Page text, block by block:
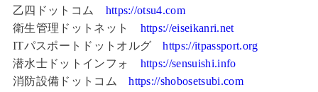
乙四ドットコム https://otsu4.com
衛生管理ドットネット https://eiseikanri.net
ITパスポートドットオルグhttps://itpassport.org
潜水士ドットインフォ https://sensuishi.info
消防設備ドットコムhttps://shobosetsubi.com